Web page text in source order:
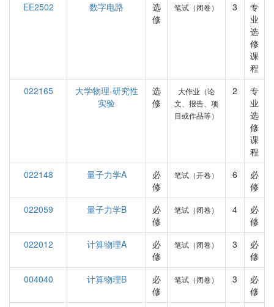
EE2502
数字电路
选
修
笔试（闭卷） 3
专
业
选
修
课
程
022165
大学物理-研究性
实验
选
修
大作业（论
文、报告、项
目或作品等）
2
专
业
选
修
课
程
022148
量子力学A
必
修
笔试（开卷） 6
必
修
022059
量子力学B
必
修
笔试（闭卷） 4
必
修
022012
计算物理A
必
修
笔试（闭卷） 3
必
修
004040
计算物理B
必
修
笔试（闭卷） 3
必
修